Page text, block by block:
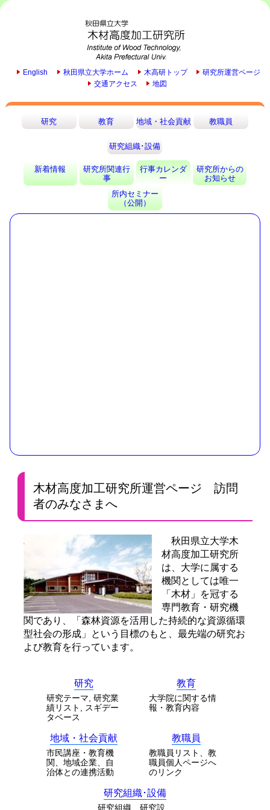
English 秋田県立大学ホーム 木高研トップ
研究所運営ページ
交通アクセス
地図
研究 教育 地域・社会貢献 教職員
研究組織･設備
新着情報
研究所関連行
事
行事カレンダ
ー
研究所からの
お知らせ
所内セミナー
（公開）
木材高度加工研究所運営ページ 訪問
者のみなさまへ
秋田県立大学木
材高度加工研究所
は、大学に属する
機関としては唯一
「木材」を冠する
専門教育・研究機
関であり、「森林資源を活用した持続的な資源循環
型社会の形成」という目標のもと、最先端の研究お
よび教育を行っています。
研究
研究テーマ, 研究業
績リスト, スギデー
タベース
教育
大学院に関する情
報・教育内容
地域・社会貢献
市民講座・教育機
関、地域企業、自
治体との連携活動
教職員
教職員リスト、教
職員個人ページへ
のリンク
研究組織･設備
研究組織、研究設